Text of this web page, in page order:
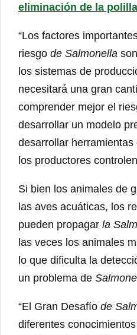
eliminación de la
“Los factores
riesgo de Salmonella
los sistemas de
necesitará una gran
comprender mejor el
desarrollar un modelo
desarrollar
los productores
Si bien los animales de
las aves acuáticas, los
pueden propagar la
las veces los animales
lo que dificulta la
un problema de
“El Gran Desafío de
diferentes